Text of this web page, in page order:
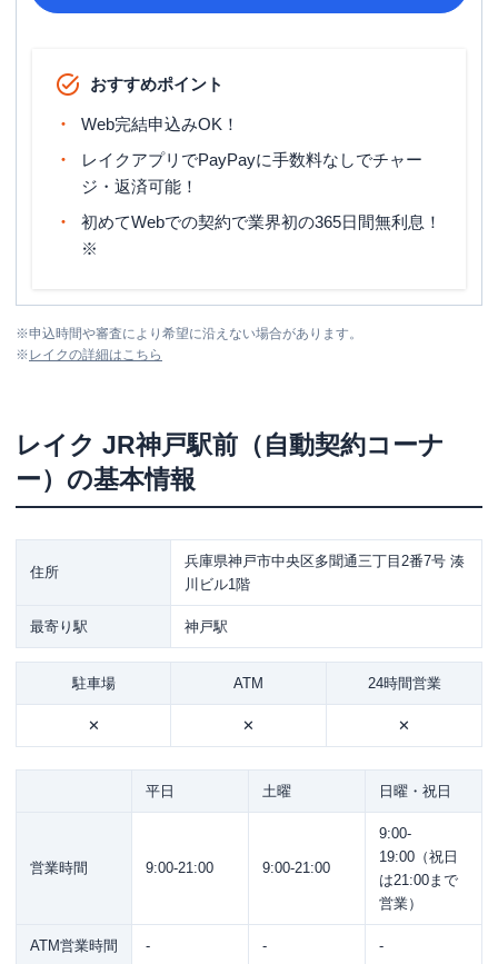
おすすめポイント
Web完結申込みOK！
レイクアプリでPayPayに手数料なしでチャー
ジ・返済可能！
初めてWebでの契約で業界初の365日間無利息！
※
※申込時間や審査により希望に沿えない場合があります。
※ レイクの詳細はこちら
レイク JR神戸駅前（自動契約コーナ
ー） の基本情報
住所
兵庫県神戸市中央区多聞通三丁目2番7号 湊
川ビル1階
最寄り駅 神戸駅
駐車場 ATM 24時間営業
✕ ✕ ✕
平日 土曜 日曜・祝日
営業時間 9:00-21:00 9:00-21:00
9:00-
19:00（祝日
は21:00まで
営業）
ATM営業時間 - - -